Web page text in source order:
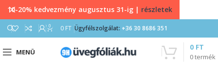
0 0 FT Ügyfélszolgálat: +36 30 8686 351
MENÜ
0termék
0 FT
10-20% kedvezmény augusztus 31-ig | részletek